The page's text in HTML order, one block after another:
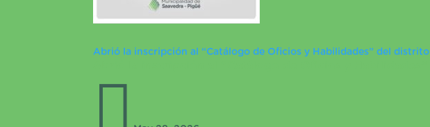
Abrió la inscripción al “Catálogo de Oficios y Habilidades” del distrito
